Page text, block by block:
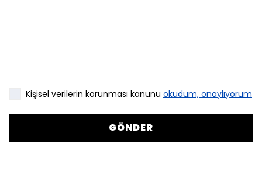
Kişisel verilerin korunması kanunu okudum, onaylıyorum
GÖNDER